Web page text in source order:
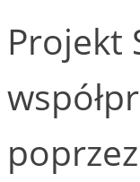
Projekt